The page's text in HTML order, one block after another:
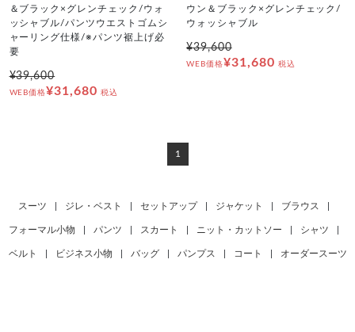
＆ブラック×グレンチェック/ウォ
ッシャブル/パンツウエストゴムシ
ャーリング仕様/※パンツ裾上げ必
要
¥39,600
WEB価格¥31,680 税込
ウン＆ブラック×グレンチェック/
ウォッシャブル
¥39,600
WEB価格¥31,680 税込
1
スーツ ジレ・ベスト セットアップ ジャケット ブラウス
フォーマル小物 パンツ スカート ニット・カットソー シャツ
ベルト ビジネス小物 バッグ パンプス コート オーダースーツ